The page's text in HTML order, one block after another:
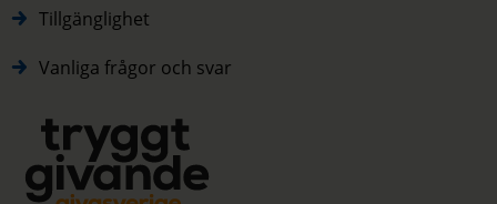
Tillgänglighet
Vanliga frågor och svar